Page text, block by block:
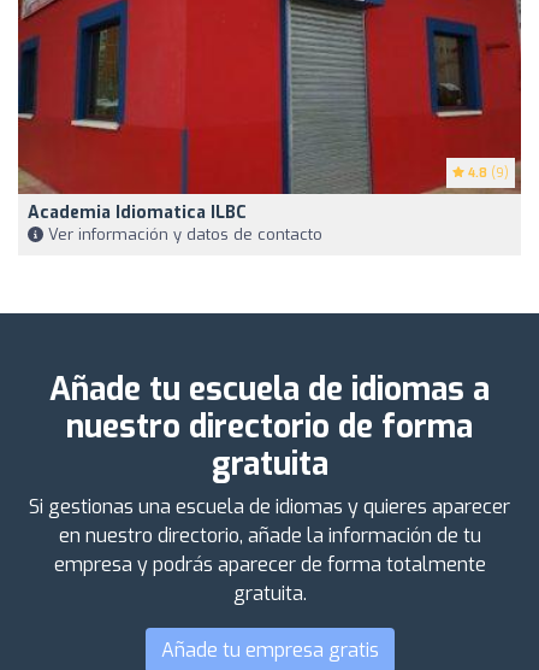
4.8 (9)
Academia Idiomatica ILBC
Ver información y datos de contacto
Añade tu escuela de idiomas a
nuestro directorio de forma
gratuita
Si gestionas una escuela de idiomas y quieres aparecer
en nuestro directorio, añade la información de tu
empresa y podrás aparecer de forma totalmente
gratuita.
Añade tu empresa gratis